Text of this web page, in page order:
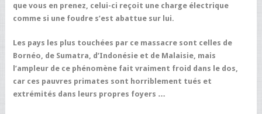
que vous en prenez, celui-ci reçoit une charge électrique
comme si une foudre s’est abattue sur lui.
Les pays les plus touchées par ce massacre sont celles de
Bornéo, de Sumatra, d’Indonésie et de Malaisie, mais
l’ampleur de ce phénomène fait vraiment froid dans le dos,
car ces pauvres primates sont horriblement tués et
extrémités dans leurs propres foyers …